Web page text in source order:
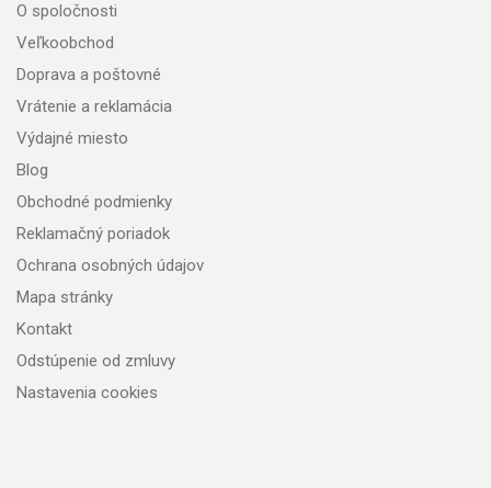
O spoločnosti
Veľkoobchod
Doprava a poštovné
Vrátenie a reklamácia
Výdajné miesto
Blog
Obchodné podmienky
Reklamačný poriadok
Ochrana osobných údajov
Mapa stránky
Kontakt
Odstúpenie od zmluvy
Nastavenia cookies